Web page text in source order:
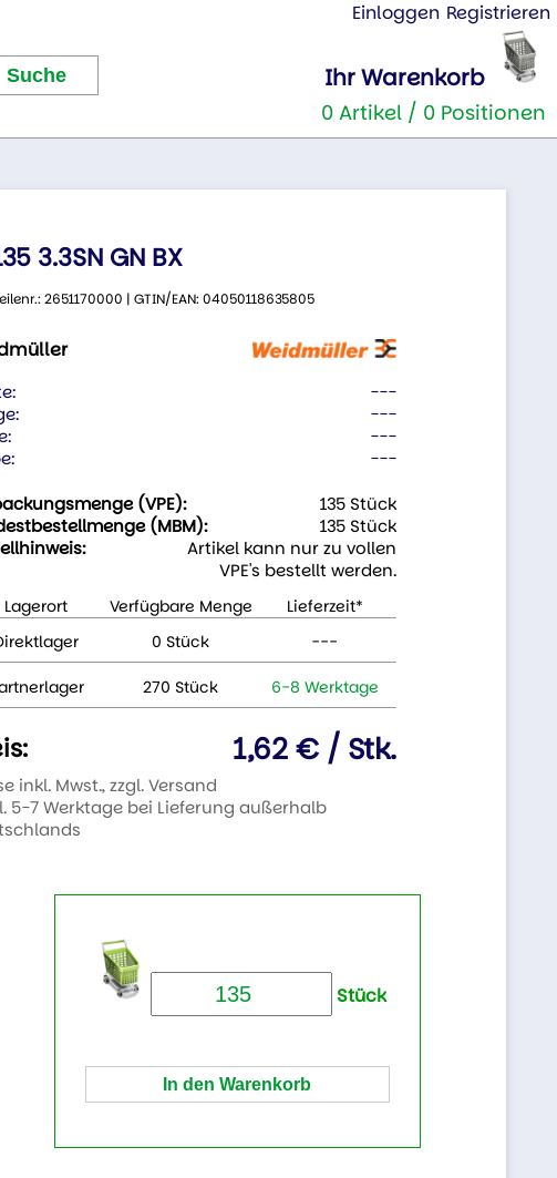
Einloggen Registrieren
Ihr Warenkorb
0 Artikel / 0 Positionen
3.3SN GN BX
2651170000 | GTIN/EAN: 04050118635805
---
---
---
---
(VPE):
135 Stück
(MBM):
135 Stück
Artikel kann nur zu vollen
VPE's bestellt werden.
Lagerort Verfügbare Menge
Lieferzeit*
0 Stück ---
270 Stück 6-8 Werktage
1,62 € / Stk.
inkl. Mwst., zzgl. Versand
5-7 Werktage bei Lieferung außerhalb
Stück